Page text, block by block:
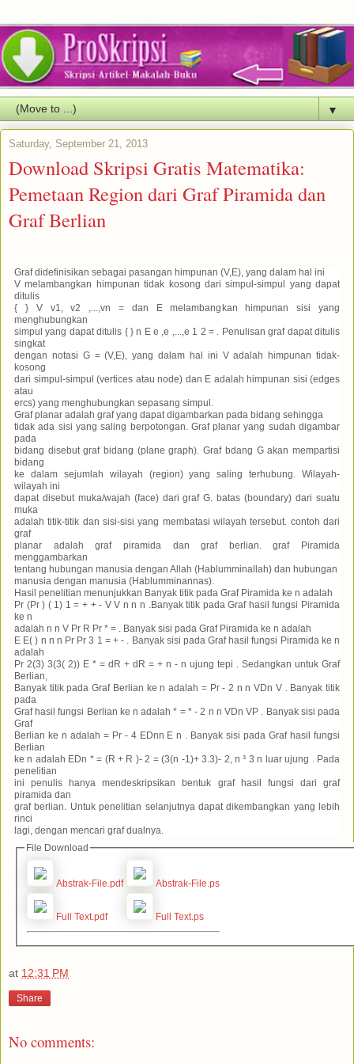
▼
Saturday, September 21, 2013
Download Skripsi Gratis Matematika:
Pemetaan Region dari Graf Piramida dan
Graf Berlian
Graf didefinisikan sebagai pasangan himpunan (V,E), yang dalam hal ini
V melambangkan himpunan tidak kosong dari simpul-simpul yang dapat
ditulis
{ } V v1, v2 ,...,vn = dan E melambangkan himpunan sisi yang
menghubungkan
simpul yang dapat ditulis { } n E e ,e ,...,e 1 2 = . Penulisan graf dapat ditulis
singkat
dengan notasi G = (V,E), yang dalam hal ini V adalah himpunan tidak-
kosong
dari simpul-simpul (vertices atau node) dan E adalah himpunan sisi (edges
atau
ercs) yang menghubungkan sepasang simpul.
Graf planar adalah graf yang dapat digambarkan pada bidang sehingga
tidak ada sisi yang saling berpotongan. Graf planar yang sudah digambar
pada
bidang disebut graf bidang (plane graph). Graf bdang G akan mempartisi
bidang
ke dalam sejumlah wilayah (region) yang saling terhubung. Wilayah-
wilayah ini
dapat disebut muka/wajah (face) dari graf G. batas (boundary) dari suatu
muka
adalah titik-titik dan sisi-sisi yang membatasi wilayah tersebut. contoh dari
graf
planar adalah graf piramida dan graf berlian. graf Piramida
menggambarkan
tentang hubungan manusia dengan Allah (Hablumminallah) dan hubungan
manusia dengan manusia (Hablumminannas).
Hasil penelitian menunjukkan Banyak titik pada Graf Piramida ke n adalah
Pr (Pr ) ( 1) 1 = + + - V V n n n .Banyak titik pada Graf hasil fungsi Piramida
ke n
adalah n n V Pr R Pr * = . Banyak sisi pada Graf Piramida ke n adalah
E E( ) n n n Pr Pr 3 1 = + - . Banyak sisi pada Graf hasil fungsi Piramida ke n
adalah
Pr 2(3) 3(3( 2)) E * = dR + dR = + n - n ujung tepi . Sedangkan untuk Graf
Berlian,
Banyak titik pada Graf Berlian ke n adalah = Pr - 2 n n VDn V . Banyak titik
pada
Graf hasil fungsi Berlian ke n adalah * = * - 2 n n VDn VP . Banyak sisi pada
Graf
Berlian ke n adalah = Pr - 4 EDnn E n . Banyak sisi pada Graf hasil fungsi
Berlian
ke n adalah EDn * = (R + R )- 2 = (3(n -1)+ 3.3)- 2, n ³ 3 n luar ujung . Pada
penelitian
ini penulis hanya mendeskripsikan bentuk graf hasil fungsi dari graf
piramida dan
graf berlian. Untuk penelitian selanjutnya dapat dikembangkan yang lebih
rinci
lagi, dengan mencari graf dualnya.
File Download
Abstrak-File.pdf Abstrak-File.ps
Full Text.pdf Full Text.ps
at 12:31 PM
Share
No comments: